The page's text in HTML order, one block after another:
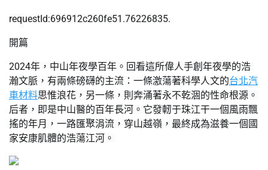
requestId:696912c260fe51.76226835.
開篇
2024年，中山年夜學百年。回看這所偉人手創年夜學的浩
瀚文脈，有兩條磅礴的主流：一條激蕩著科學人文的台北汽
車材料思惟浪花，另一條，則奔涌著永不乾涸的性命根源。
后者，即是中山醫的百年長河。它發軔于珠江干一個風雨飄
搖的年月，一路匯聚涓流，穿山越嶺，最終成為滋養一個國
家安康肌體的浩蕩江河。